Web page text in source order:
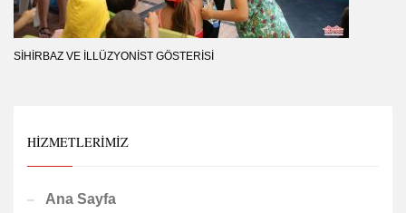
SIHIRBAZ VE İLLÜZYONIST GÖSTERISI
HIZMETLERIMIZ
Ana Sayfa